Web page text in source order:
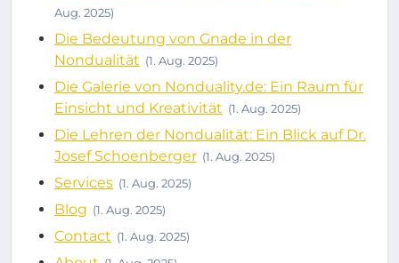
Aug. 2025)
Die Bedeutung von Gnade in der
Nondualität (1. Aug. 2025)
Die Galerie von Nonduality.de: Ein Raum für
Einsicht und Kreativität (1. Aug. 2025)
Die Lehren der Nondualität: Ein Blick auf Dr.
Josef Schoenberger (1. Aug. 2025)
Services (1. Aug. 2025)
Blog (1. Aug. 2025)
Contact (1. Aug. 2025)